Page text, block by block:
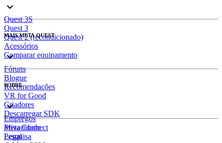
Quest 3S
Quest 3
Quest 2 (recondicionado)
Acessórios
Comparar equipamento
MAIS META QUEST
Fóruns
Blogue
Recomendações
VR for Good
Criadores
Descarregar SDK
SOBRE
Empregos
Meta Connect
Pesquisa
Privacidade
Legal